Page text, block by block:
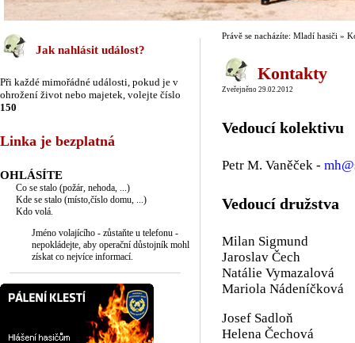
Právě se nacházíte: Mladí hasiči »
Kontakty
Zveřejněno 29.02.2012
Vedoucí kolektivu
Petr M. Vaněček -
Vedoucí družstva
Milan Sigmund
Jaroslav Čech
Natálie Vymazalová
Mariola Nádeníčková
Josef Sadloň
Helena Čechová
Jak nahlásit událost?
Při každé mimořádné události, pokud je v
ohrožení život nebo majetek, volejte číslo
150
Linka je bezplatná
OHLÁSÍTE
Co se stalo (požár, nehoda, ...)
Kde se stalo (místo,číslo domu, ...)
Kdo volá.
Jméno volajícího - zůstaňte u telefonu -
nepokládejte, aby operační důstojník mohl
získat co nejvíce informací.